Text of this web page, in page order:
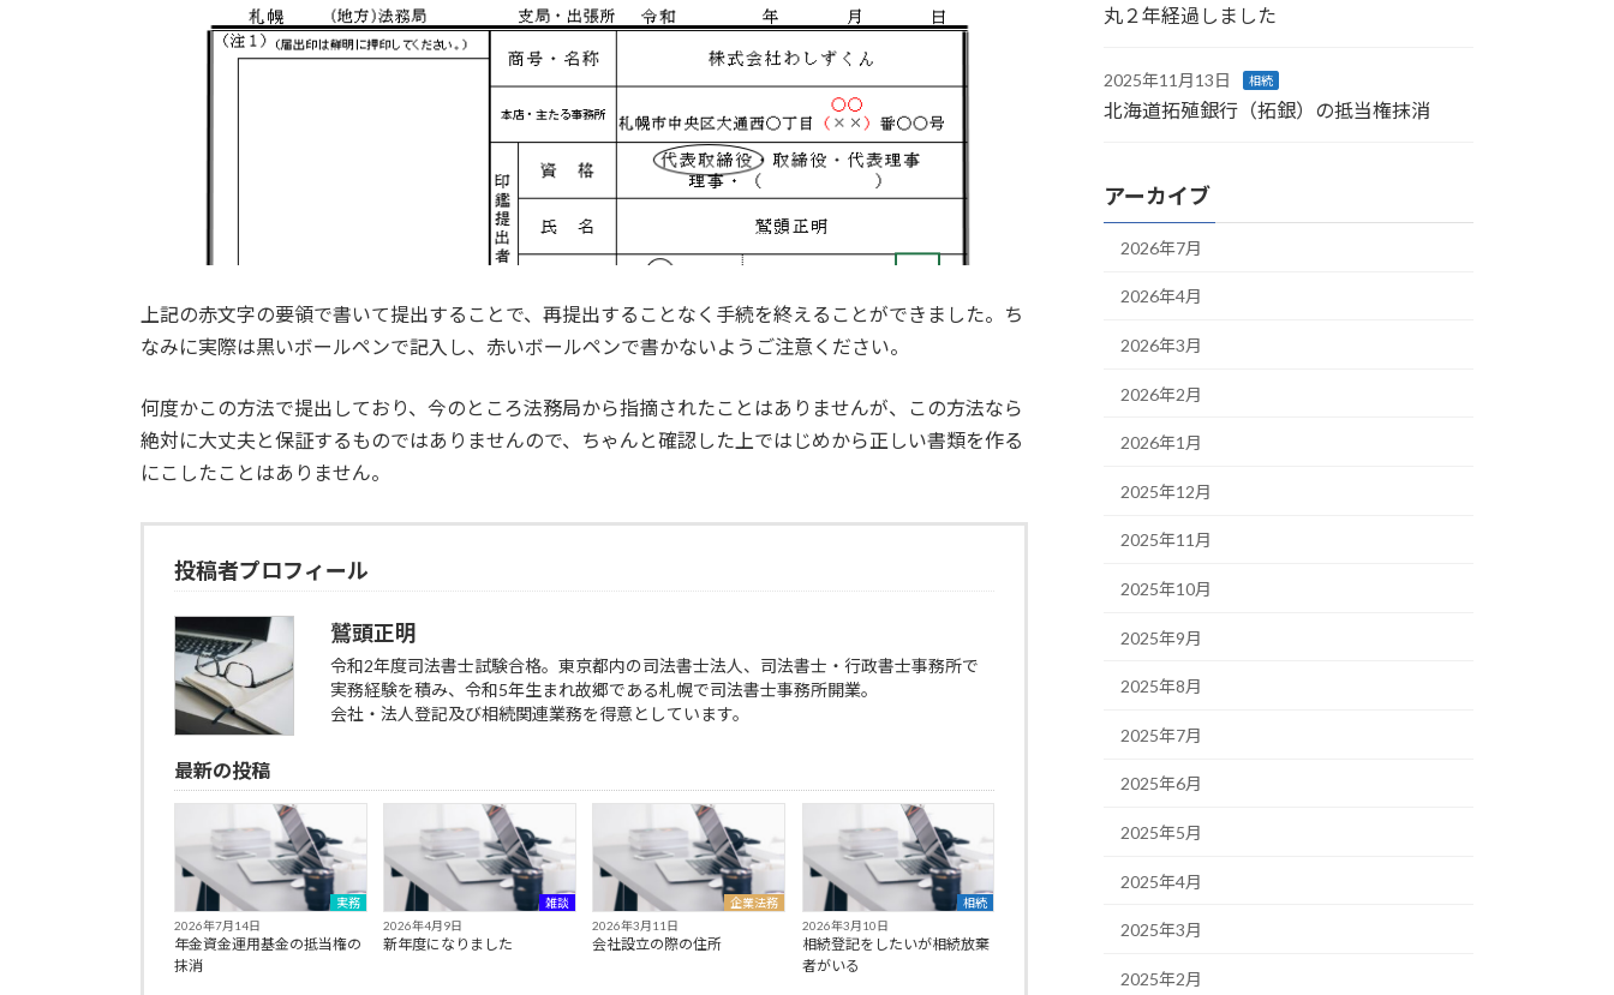
上記の赤文字の要領で書いて提出することで、再提出することなく手続を終えることができました。ち
なみに実際は黒いボールペンで記入し、赤いボールペンで書かないようご注意ください。
何度かこの方法で提出しており、今のところ法務局から指摘されたことはありませんが、この方法なら
絶対に大丈夫と保証するものではありませんので、ちゃんと確認した上ではじめから正しい書類を作る
にこしたことはありません。
投稿者プロフィール
鷲頭正明
令和2年度司法書士試験合格。東京都内の司法書士法人、司法書士・行政書士事務所で
実務経験を積み、令和5年生まれ故郷である札幌で司法書士事務所開業。
会社・法人登記及び相続関連業務を得意としています。
最新の投稿
実務
2026年7月14日
年金資金運用基金の抵当権の
抹消
雑談
2026年4月9日
新年度になりました
企業法務
2026年3月11日
会社設立の際の住所
相続
2026年3月10日
相続登記をしたいが相続放棄
者がいる
丸２年経過しました
2025年11月13日 相続
北海道拓殖銀行（拓銀）の抵当権抹消
アーカイブ
2026年7月
2026年4月
2026年3月
2026年2月
2026年1月
2025年12月
2025年11月
2025年10月
2025年9月
2025年8月
2025年7月
2025年6月
2025年5月
2025年4月
2025年3月
2025年2月